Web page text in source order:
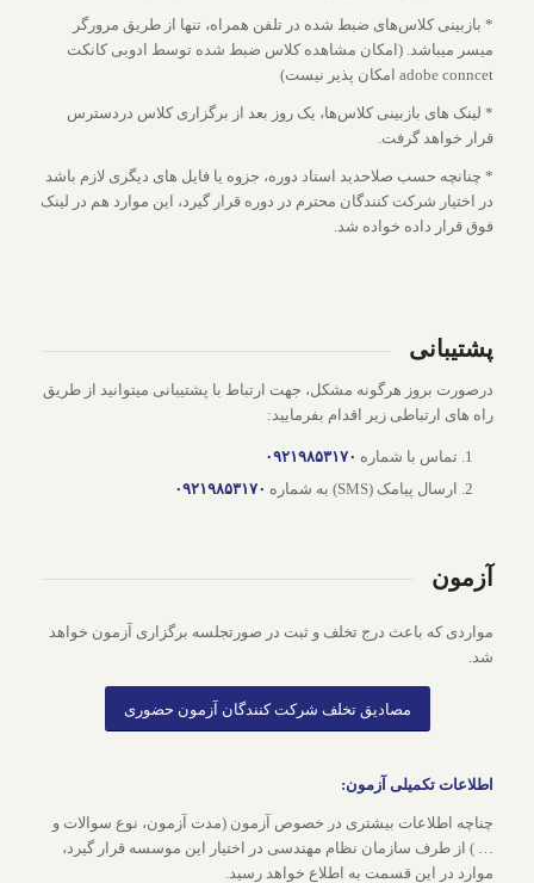
* بازبینی کلاس‌های ضبط شده در تلفن همراه، تنها از طریق مرورگر
میسر میباشد. (امکان مشاهده کلاس ضبط شده توسط ادوبی کانکت
adobe conncet امکان پذیر نیست)
* لینک های بازبینی کلاس‌ها، یک روز بعد از برگزاری کلاس دردسترس
قرار خواهد گرفت.
* چنانچه حسب صلاحدید استاد دوره، جزوه یا فایل های دیگری لازم باشد
در اختیار شرکت کنندگان محترم در دوره قرار گیرد، این موارد هم در لینک
فوق قرار داده خواده شد.
پشتیبانی
درصورت بروز هرگونه مشکل، جهت ارتباط با پشتیبانی میتوانید از طریق
راه های ارتباطی زیر اقدام بفرمایید:
تماس با شماره ۰۹۲۱۹۸۵۳۱۷۰
ارسال پیامک (SMS) به شماره
۰۹۲۱۹۸۵۳۱۷۰
آزمون
مواردی که باعث درج تخلف و ثبت در صورتجلسه برگزاری آزمون خواهد
شد.
مصادیق تخلف شرکت کنندگان آزمون حضوری
اطلاعات تکمیلی آزمون:
چناچه اطلاعات بیشتری در خصوص آزمون (مدت آزمون، نوع سوالات و
… ) از طرف سازمان نظام مهندسی در اختیار این موسسه قرار گیرد،
موارد در این قسمت به اطلاع خواهد رسید.